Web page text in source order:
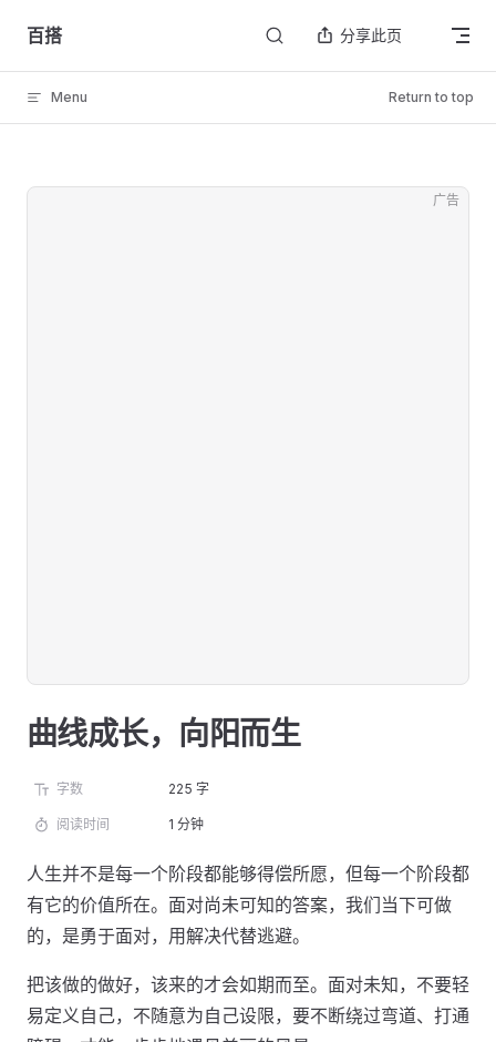
Skip to content
百搭 分享此页
Menu Return to top
广告
曲线成长，向阳而生
字数 225 字
阅读时间 1 分钟
人生并不是每一个阶段都能够得偿所愿，但每一个阶段都
有它的价值所在。面对尚未可知的答案，我们当下可做
的，是勇于面对，用解决代替逃避。
把该做的做好，该来的才会如期而至。面对未知，不要轻
易定义自己，不随意为自己设限，要不断绕过弯道、打通